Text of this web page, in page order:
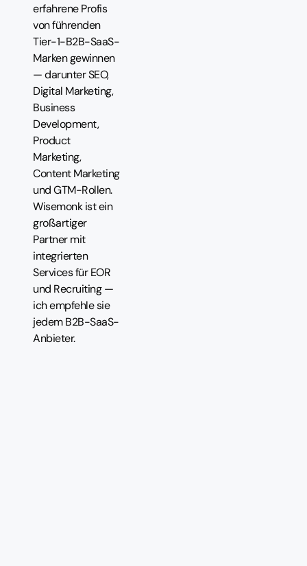
erfahrene Profis
von führenden
Tier-1-B2B-SaaS-
Marken gewinnen
— darunter SEO,
Digital Marketing,
Business
Development,
Product
Marketing,
Content Marketing
und GTM-Rollen.
Wisemonk ist ein
großartiger
Partner mit
integrierten
Services für EOR
und Recruiting —
ich empfehle sie
jedem B2B-SaaS-
Anbieter.